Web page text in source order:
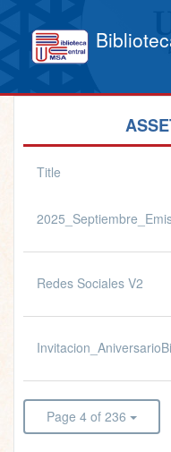
Title
Redes Sociales V2
Page 4 of 236